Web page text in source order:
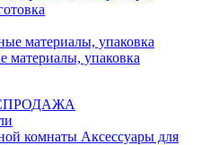
материалы, упаковка
Аксессуары для